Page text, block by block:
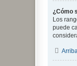
¿Cómo
Los
puede
Arriba